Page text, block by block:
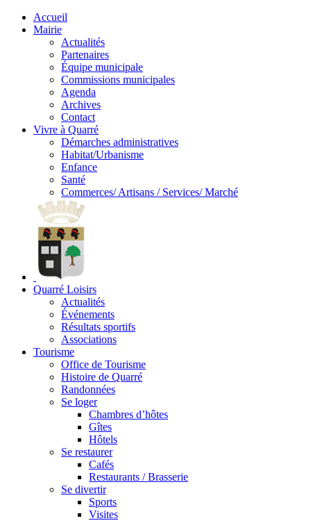
Accueil
Mairie
Actualités
Partenaires
Équipe municipale
Commissions municipales
Agenda
Archives
Contact
Vivre à Quarré
Démarches administratives
Habitat/Urbanisme
Enfance
Santé
Commerces/ Artisans / Services/ Marché
Quarré Loisirs
Actualités
Événements
Résultats sportifs
Associations
Tourisme
Office de Tourisme
Histoire de Quarré
Randonnées
Se loger
Chambres d’hôtes
Gîtes
Hôtels
Se restaurer
Cafés
Restaurants / Brasserie
Se divertir
Sports
Visites